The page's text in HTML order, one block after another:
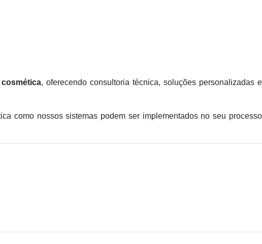
, oferecendo consultoria técnica, soluções personalizadas e
como nossos sistemas podem ser implementados no seu processo